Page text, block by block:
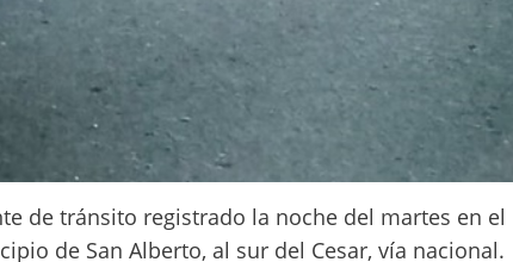
de tránsito registrado la noche del martes en el
de San Alberto, al sur del Cesar, vía nacional.